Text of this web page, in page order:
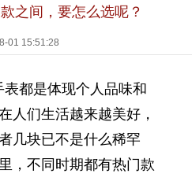
之间，要怎么选呢？
01 15:51:28
都是体现个人品味和
人们生活越来越美好，
几块已不是什么稀罕
，不同时期都有热门款